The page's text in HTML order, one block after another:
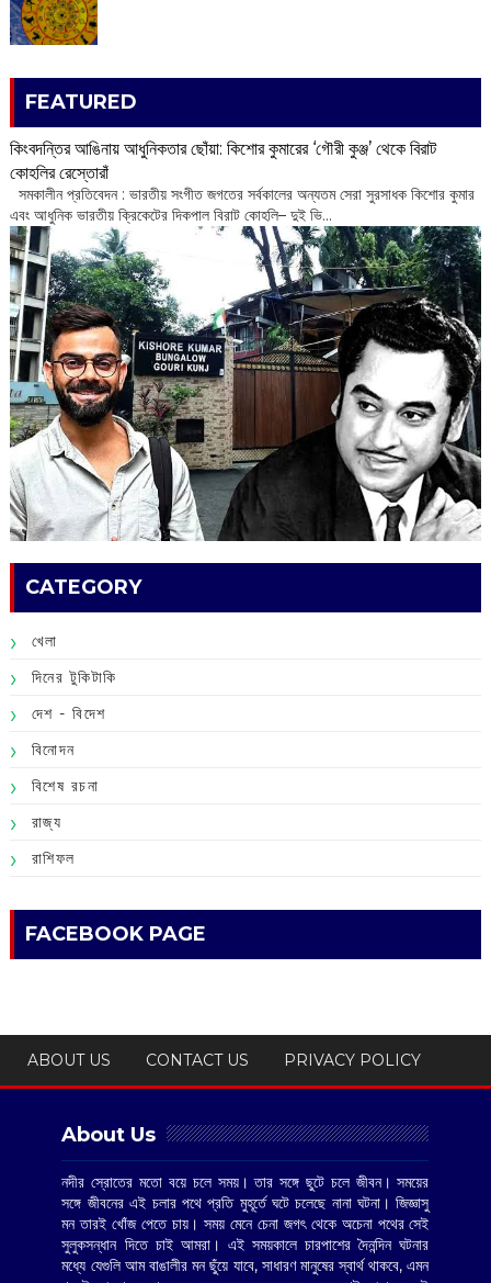
FEATURED
কিংবদন্তির আঙিনায় আধুনিকতার ছোঁয়া: কিশোর কুমারের ‘গৌরী কুঞ্জ’ থেকে বিরাট
কোহলির রেস্তোরাঁ
‌ সমকালীন প্রতিবেদন : ভারতীয় সংগীত জগতের সর্বকালের অন্যতম সেরা সুরসাধক কিশোর কুমার
এবং আধুনিক ভারতীয় ক্রিকেটের দিকপাল বিরাট কোহলি– ‌দুই ভি...
CATEGORY
খেলা
দিনের টুকিটাকি
দেশ - বিদেশ
বিনোদন
বিশেষ রচনা
রাজ্য
রাশিফল
FACEBOOK PAGE
ABOUT US CONTACT US PRIVACY POLICY
About Us
নদীর স্রোতের মতো বয়ে চলে সময়। তার সঙ্গে ছুটে চলে জীবন। সময়ের
সঙ্গে জীবনের এই চলার পথে প্রতি মুহূর্তে ঘটে চলেছে নানা ঘটনা। জিজ্ঞাসু
মন তারই খোঁজ পেতে চায়। সময় মেনে চেনা জগৎ থেকে অচেনা পথের সেই
সুলুকসন্ধান দিতে চাই আমরা। এই সময়কালে চারপাশের দৈনন্দিন ঘটনার
মধ্যে যেগুলি আম বাঙালীর মন ছুঁয়ে যাবে, সাধারণ মানুষের স্বার্থ থাকবে, এমন